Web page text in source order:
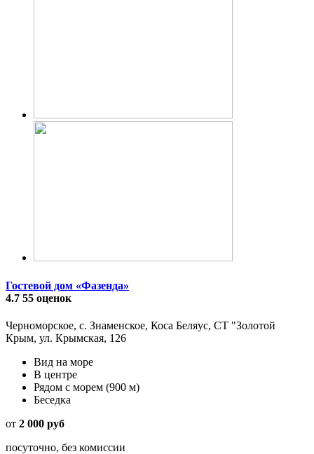
Гостевой дом «Фазенда»
4.7 55 оценок
Черноморское, с. Знаменское, Коса Беляус, СТ "Золотой
Крым, ул. Крымская, 126
Вид на море
В центре
Рядом с морем (900 м)
Беседка
от 2 000 руб
посуточно, без комиссии